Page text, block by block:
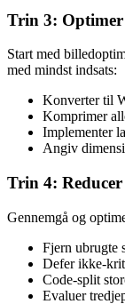
Trin 3:
Start med
med mindst indsats:
Konverter til
Komprimer
Implementer
Angiv
Trin 4:
Gennemgå og
Fjern ubrugte
Defer ikke-
Code-split
Evaluer